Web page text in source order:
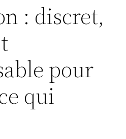
: discret,
pour
qui